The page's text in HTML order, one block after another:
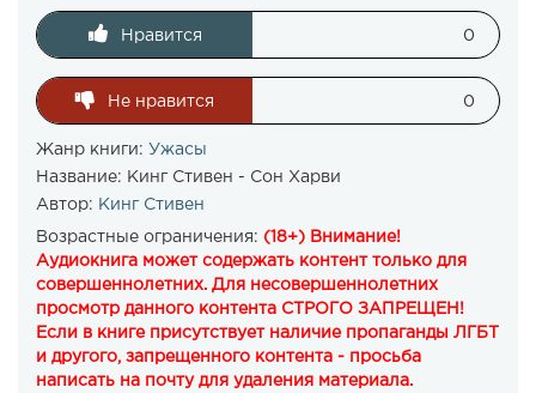
Нравится 0
Не нравится 0
Жанр книги: Ужасы
Название: Кинг Стивен - Сон Харви
Автор: Кинг Стивен
Возрастные ограничения: (18+) Внимание!
Аудиокнига может содержать контент только для
совершеннолетних. Для несовершеннолетних
просмотр данного контента СТРОГО ЗАПРЕЩЕН!
Если в книге присутствует наличие пропаганды ЛГБТ
и другого, запрещенного контента - просьба
написать на почту для удаления материала.